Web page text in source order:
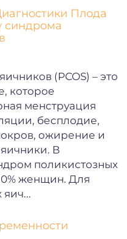
Плода
синдрома
(PCOS) – это
которое
менструация
бесплодие,
ожирение и
В
поликистозных
женщин. Для